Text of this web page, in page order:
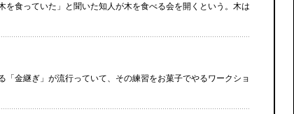
を食っていた」と聞いた知人が木を食べる会を開くという。木は
「金継ぎ」が流行っていて、その練習をお菓子でやるワークショ